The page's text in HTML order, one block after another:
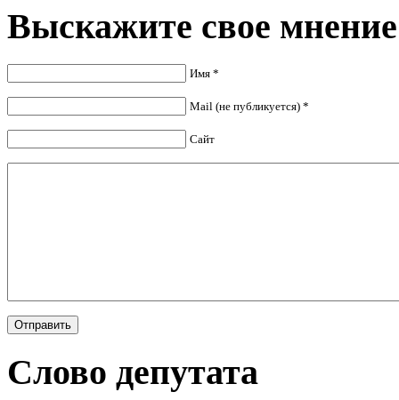
Выскажите свое мнение
Имя *
Mail (не публикуется) *
Сайт
Слово депутата